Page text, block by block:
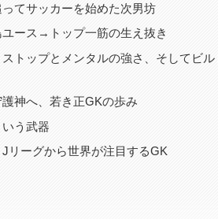
てサッカーを始めた次男坊
ース→トップ一筋の生え抜き
トップとメンタルの強さ、そしてビル
神へ、若き正GKの歩み
う武器
リーグから世界が注目するGK